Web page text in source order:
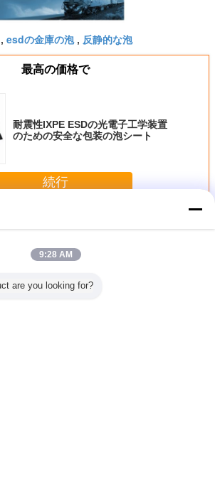
esdの金庫の泡, 反静的な泡
最高の価格で
耐震性IXPE ESDの光電子工学装置
のための安全な包装の泡シート
続行
9:28 AM
are you looking for?